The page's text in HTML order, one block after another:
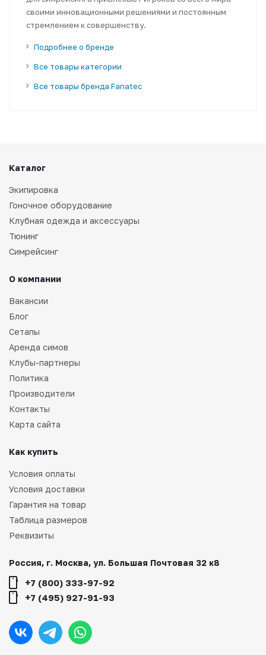
своими инновационными решениями и постоянным
стремлением к совершенству.
Подробнее о бренде
Все товары категории
Все товары бренда Fanatec
Каталог
Экипировка
Гоночное оборудование
Клубная одежда и аксессуары
Тюнинг
Симрейсинг
О компании
Вакансии
Блог
Сетапы
Аренда симов
Клубы-партнеры
Политика
Производители
Контакты
Карта сайта
Как купить
Условия оплаты
Условия доставки
Гарантия на товар
Таблица размеров
Реквизиты
Россия, г. Москва, ул. Большая Почтовая 32 к8
+7 (800) 333-97-92
+7 (495) 927-91-93